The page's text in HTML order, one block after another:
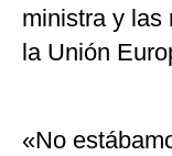
ministra y las
la Unión
«No